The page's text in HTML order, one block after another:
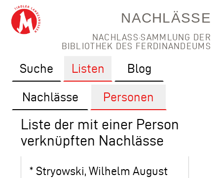
NACHLÄSSE
NACHLASS·SAMMLUNG DER
BIBLIOTHEK DES FERDINANDEUMS
Suche Listen Blog
Nachlässe Personen
Liste der mit einer Person
verknüpften Nachlässe
*Stryowski, Wilhelm August